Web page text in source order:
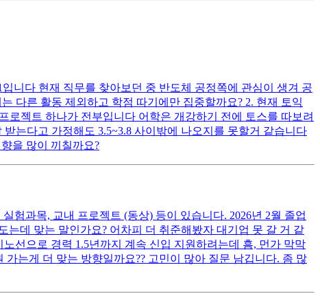
니다 현재 직무를 찾아보던 중 반도체 공정쪽에 관심이 생겨 공
다른 활동 제외하고 학점 따기에만 집중할까요? 2. 현재 토익
로젝트 하나가 전부입니다 어학은 개강하기 전에 토스를 따보려
는다고 가정해도 3.5~3.8 사이밖에 나오지를 못할거 같습니다
을 많이 끼칠까요?
험과목, 교내 프로젝트 (동상) 등이 있습니다. 2026년 2월 졸업
데 맞는 말인가요? 어차피 더 취준해봤자 대기업 못 갈 거 같
선으로 경력 1.5년까지 계속 신입 지원하려는데 흠, 먼가 막막
는게 더 맞는 방향일까요?? 고민이 많아 질문 남깁니다. 좀 많